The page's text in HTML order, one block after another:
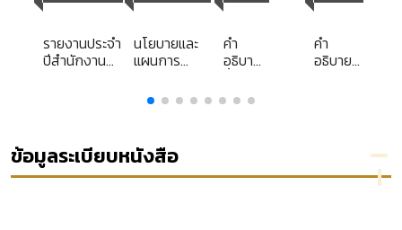
รายงานประจำ
ปีสำนักงาน
นโยบายและ
แผนการ
แห่งชาติฉบับ
ที่สี่ (พ.ศ.
2549)
คำ
อธิบาย
แลก
เปลี่ยน
คำ
อธิบาย
ข้อมูลระเบียบหนังสือ